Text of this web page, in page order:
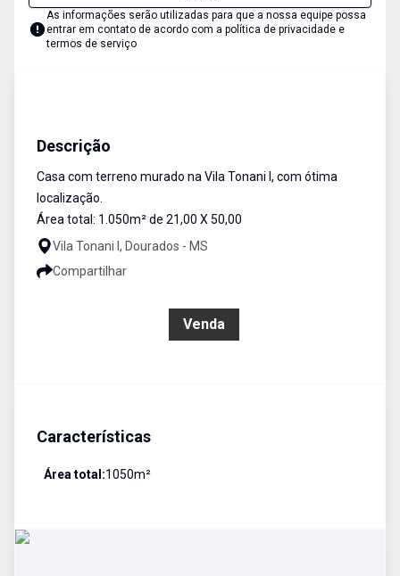
As informações serão utilizadas para que a nossa equipe possa
entrar em contato de acordo com a política de privacidade e
termos de serviço
Descrição
Casa com terreno murado na Vila Tonani I, com ótima
localização.
Área total: 1.050m² de 21,00 X 50,00
Vila Tonani I, Dourados - MS
Compartilhar
Venda
Características
Área total:1050m²